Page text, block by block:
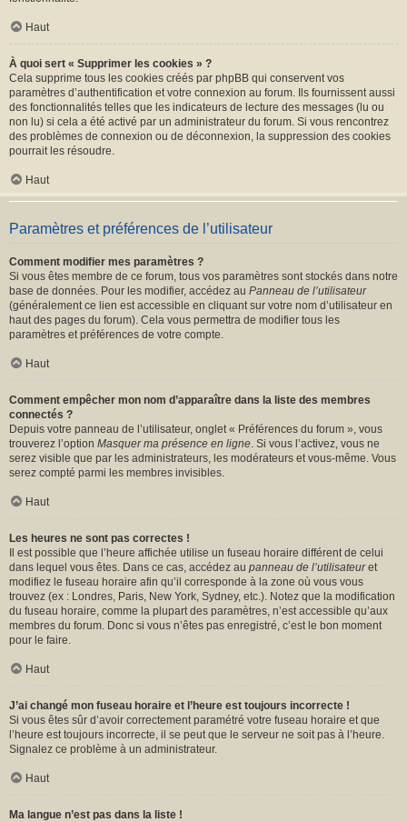
Haut
À quoi sert « Supprimer les cookies » ?
Cela supprime tous les cookies créés par phpBB qui conservent vos
paramètres d’authentification et votre connexion au forum. Ils fournissent aussi
des fonctionnalités telles que les indicateurs de lecture des messages (lu ou
non lu) si cela a été activé par un administrateur du forum. Si vous rencontrez
des problèmes de connexion ou de déconnexion, la suppression des cookies
pourrait les résoudre.
Haut
Paramètres et préférences de l’utilisateur
Comment modifier mes paramètres ?
Si vous êtes membre de ce forum, tous vos paramètres sont stockés dans notre
base de données. Pour les modifier, accédez au Panneau de l’utilisateur
(généralement ce lien est accessible en cliquant sur votre nom d’utilisateur en
haut des pages du forum). Cela vous permettra de modifier tous les
paramètres et préférences de votre compte.
Haut
Comment empêcher mon nom d’apparaître dans la liste des membres
connectés ?
Depuis votre panneau de l’utilisateur, onglet « Préférences du forum », vous
trouverez l’option Masquer ma présence en ligne. Si vous l’activez, vous ne
serez visible que par les administrateurs, les modérateurs et vous-même. Vous
serez compté parmi les membres invisibles.
Haut
Les heures ne sont pas correctes !
Il est possible que l’heure affichée utilise un fuseau horaire différent de celui
dans lequel vous êtes. Dans ce cas, accédez au panneau de l’utilisateuret
modifiez le fuseau horaire afin qu’il corresponde à la zone où vous vous
trouvez (ex : Londres, Paris, New York, Sydney, etc.). Notez que la modification
du fuseau horaire, comme la plupart des paramètres, n’est accessible qu’aux
membres du forum. Donc si vous n’êtes pas enregistré, c’est le bon moment
pour le faire.
Haut
J’ai changé mon fuseau horaire et l’heure est toujours incorrecte !
Si vous êtes sûr d’avoir correctement paramétré votre fuseau horaire et que
l’heure est toujours incorrecte, il se peut que le serveur ne soit pas à l’heure.
Signalez ce problème à un administrateur.
Haut
Ma langue n’est pas dans la liste !